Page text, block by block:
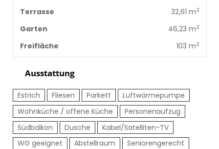
Terrasse 32,61 m2
Garten 46,23 m2
Freifläche 103 m2
Ausstattung
Estrich Fliesen Parkett
Luftwärmepumpe
Wohnküche / offene Küche
Personenaufzug
Südbalkon
Dusche
Kabel/Satelliten-TV
WG geeignet
Abstellraum
Seniorengerecht